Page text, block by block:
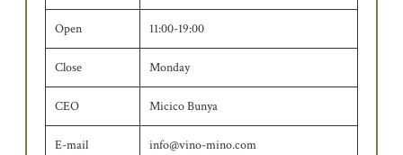
Open 11:00-19:00
Close Monday
CEO Micico Bunya
E-mail info@vino-mino.com